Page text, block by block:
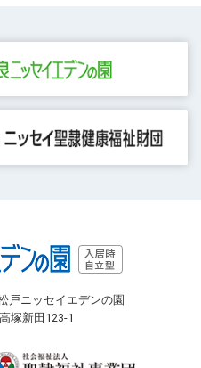
戸ニッセイエデンの園
塚新田123-1